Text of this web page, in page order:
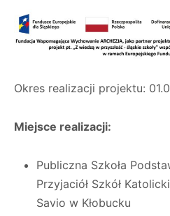
Okres realizacji projektu:
Miejsce realizacji:
Publiczna Szkoła
Przyjaciół Szkół
Savio w Kłobucku